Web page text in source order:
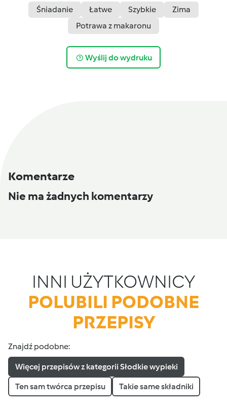
Śniadanie
Łatwe Szybkie
Zima
Potrawa z makaronu
Wyślij do wydruku
Komentarze
Nie ma żadnych komentarzy
INNI UŻYTKOWNICY
POLUBILI PODOBNE
PRZEPISY
Znajdź podobne:
Więcej przepisów z kategorii Słodkie wypieki
Ten sam twórca przepisu Takie same składniki